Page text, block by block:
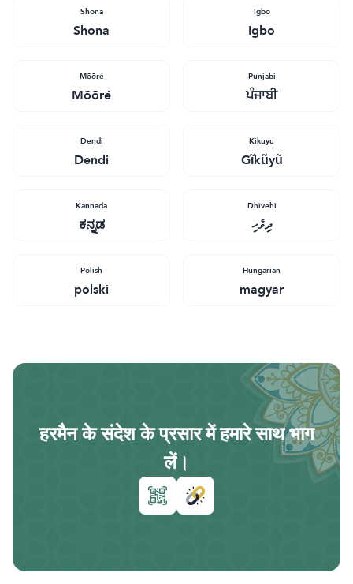
Shona
Shona
Igbo
Igbo
Mõõré
Mõõré
Punjabi
ਪੰਜਾਬੀ
Dendi
Dendi
Kikuyu
Gĩkũyũ
Kannada
ಕನ್ನಡ
Dhivehi
ދިވެހި
Polish
polski
Hungarian
magyar
हरमैन के संदेश के प्रसार में हमारे साथ भाग
लें।